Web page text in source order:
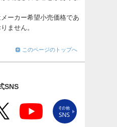
ーカー希望小売価格であ
ません。
このページのトップへ
SNS